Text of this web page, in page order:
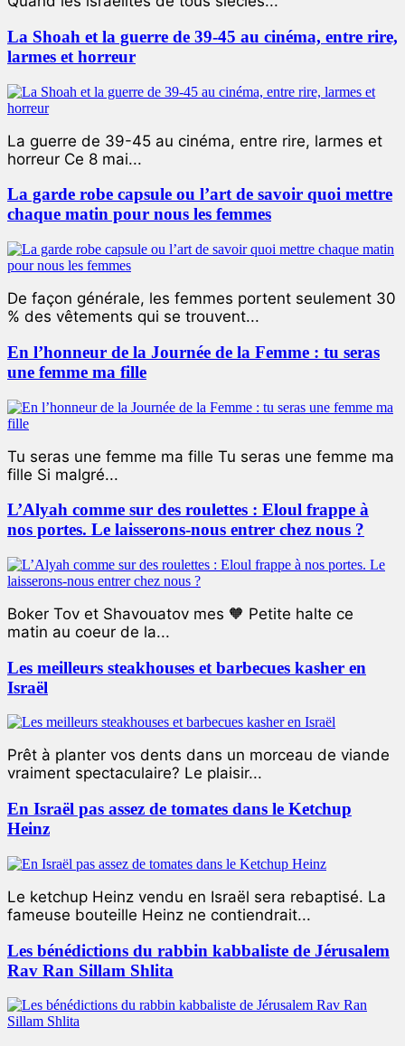
La Shoah et la guerre de 39-45 au cinéma, entre rire,
larmes et horreur
La guerre de 39-45 au cinéma, entre rire, larmes et
horreur Ce 8 mai...
La garde robe capsule ou l’art de savoir quoi mettre
chaque matin pour nous les femmes
De façon générale, les femmes portent seulement 30
% des vêtements qui se trouvent...
En l’honneur de la Journée de la Femme : tu seras
une femme ma fille
Tu seras une femme ma fille Tu seras une femme ma
fille Si malgré...
L’Alyah comme sur des roulettes : Eloul frappe à
nos portes. Le laisserons-nous entrer chez nous ?
Boker Tov et Shavouatov mes 🧡 Petite halte ce
matin au coeur de la...
Les meilleurs steakhouses et barbecues kasher en
Israël
Prêt à planter vos dents dans un morceau de viande
vraiment spectaculaire? Le plaisir...
En Israël pas assez de tomates dans le Ketchup
Heinz
Le ketchup Heinz vendu en Israël sera rebaptisé. La
fameuse bouteille Heinz ne contiendrait...
Les bénédictions du rabbin kabbaliste de Jérusalem
Rav Ran Sillam Shlita